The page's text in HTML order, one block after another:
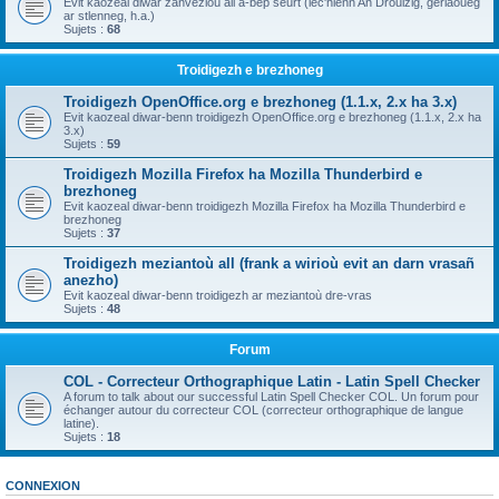
ar stlenneg, h.a.)
Sujets : 68
Troidigezh e brezhoneg
Troidigezh OpenOffice.org e brezhoneg (1.1.x, 2.x ha 3.x)
Evit kaozeal diwar-benn troidigezh OpenOffice.org e brezhoneg (1.1.x, 2.x ha
3.x)
Sujets : 59
Troidigezh Mozilla Firefox ha Mozilla Thunderbird e
brezhoneg
Evit kaozeal diwar-benn troidigezh Mozilla Firefox ha Mozilla Thunderbird e
brezhoneg
Sujets : 37
Troidigezh meziantoù all (frank a wirioù evit an darn vrasañ
anezho)
Evit kaozeal diwar-benn troidigezh ar meziantoù dre-vras
Sujets : 48
Forum
COL - Correcteur Orthographique Latin - Latin Spell Checker
A forum to talk about our successful Latin Spell Checker COL. Un forum pour
échanger autour du correcteur COL (correcteur orthographique de langue
latine).
Sujets : 18
CONNEXION